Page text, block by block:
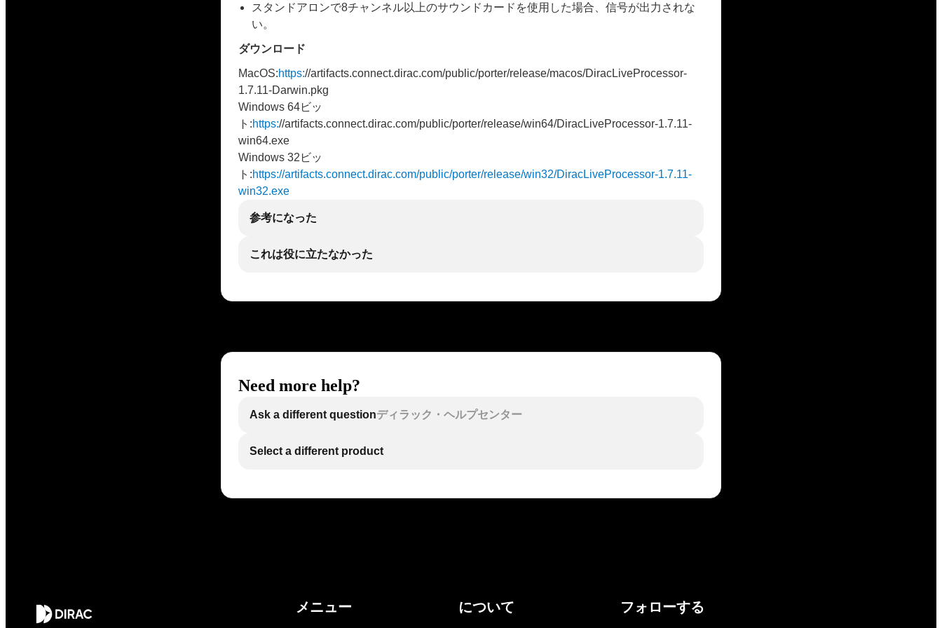
スタンドアロンで8チャンネル以上のサウンドカードを使用した場合、信号が出力されな
い。
ダウンロード
MacOS:https://artifacts.connect.dirac.com/public/porter/release/macos/DiracLiveProcessor-
1.7.11-Darwin.pkg
Windows 64ビッ
ト:https://artifacts.connect.dirac.com/public/porter/release/win64/DiracLiveProcessor-1.7.11-
win64.exe
Windows 32ビッ
ト:https://artifacts.connect.dirac.com/public/porter/release/win32/DiracLiveProcessor-1.7.11-
win32.exe
参考になった
これは役に立たなかった
Need more help?
Ask a different questionディラック・ヘルプセンター
Select a different product
メニュー について フォローする